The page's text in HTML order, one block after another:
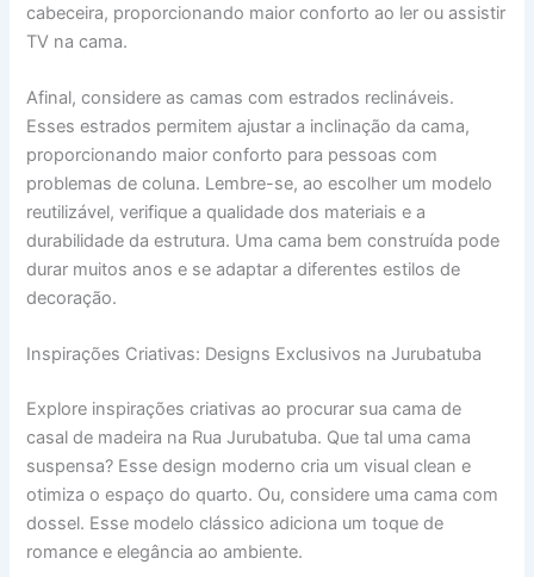
cabeceira, proporcionando maior conforto ao ler ou assistir
TV na cama.
Afinal, considere as camas com estrados reclináveis.
Esses estrados permitem ajustar a inclinação da cama,
proporcionando maior conforto para pessoas com
problemas de coluna. Lembre-se, ao escolher um modelo
reutilizável, verifique a qualidade dos materiais e a
durabilidade da estrutura. Uma cama bem construída pode
durar muitos anos e se adaptar a diferentes estilos de
decoração.
Inspirações Criativas: Designs Exclusivos na Jurubatuba
Explore inspirações criativas ao procurar sua cama de
casal de madeira na Rua Jurubatuba. Que tal uma cama
suspensa? Esse design moderno cria um visual clean e
otimiza o espaço do quarto. Ou, considere uma cama com
dossel. Esse modelo clássico adiciona um toque de
romance e elegância ao ambiente.